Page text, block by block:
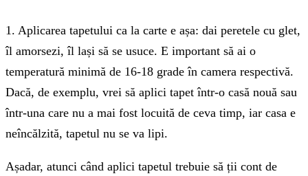
1. Aplicarea tapetului ca la carte e așa: dai peretele cu glet,
îl amorsezi, îl lași să se usuce. E important să ai o
temperatură minimă de 16-18 grade în camera respectivă.
Dacă, de exemplu, vrei să aplici tapet într-o casă nouă sau
într-una care nu a mai fost locuită de ceva timp, iar casa e
neîncălzită, tapetul nu se va lipi.
Așadar, atunci când aplici tapetul trebuie să ții cont de